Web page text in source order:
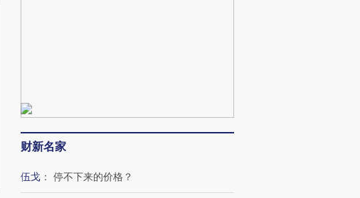
财新名家
伍戈 ： 停不下来的价格？